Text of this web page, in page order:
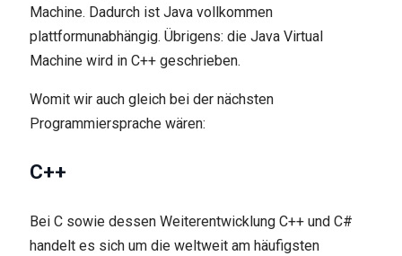
Machine. Dadurch ist Java vollkommen
plattformunabhängig. Übrigens: die Java Virtual
Machine wird in C++ geschrieben.
Womit wir auch gleich bei der nächsten
Programmiersprache wären:
C++
Bei C sowie dessen Weiterentwicklung C++ und C#
handelt es sich um die weltweit am häufigsten